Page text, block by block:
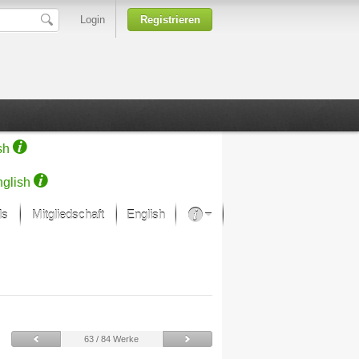
Login Registrieren
Mitgliedschaft English
Kunsthäuser
63 / 84 Werke